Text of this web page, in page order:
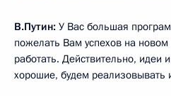
В.Путин: У Вас большая
пожелать Вам успехов на
работать. Действительно, идеи
хорошие, будем реализовывать